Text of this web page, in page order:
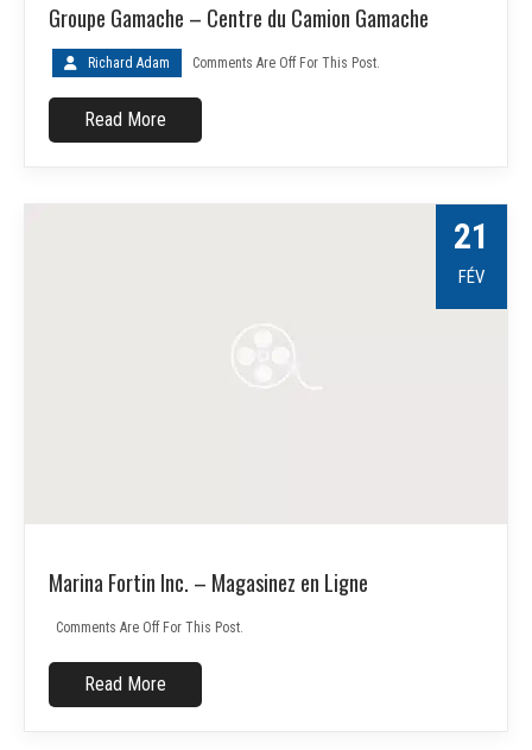
Groupe Gamache – Centre du Camion Gamache
Richard Adam Comments Are Off For This Post.
Read More
21
FÉV
Marina Fortin Inc. – Magasinez en Ligne
Comments Are Off For This Post.
Read More